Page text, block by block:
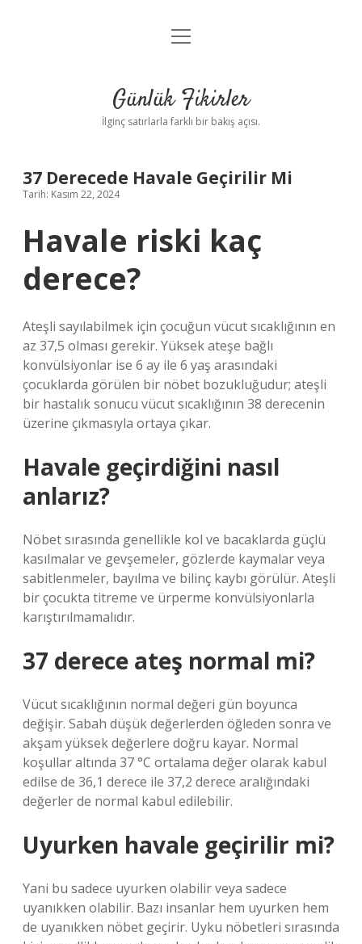
Anasayfa
Yasal Uyarı
menüyü
Günlük Fikirler
İlginç satırlarla farklı bir bakış açısı.
37 Derecede Havale Geçirilir Mi
Tarih: Kasım 22, 2024
Havale riski kaç
derece?
Ateşli sayılabilmek için çocuğun vücut sıcaklığının en
az 37,5 olması gerekir. Yüksek ateşe bağlı
konvülsiyonlar ise 6 ay ile 6 yaş arasındaki
çocuklarda görülen bir nöbet bozukluğudur; ateşli
bir hastalık sonucu vücut sıcaklığının 38 derecenin
üzerine çıkmasıyla ortaya çıkar.
Havale geçirdiğini nasıl
anlarız?
Nöbet sırasında genellikle kol ve bacaklarda güçlü
kasılmalar ve gevşemeler, gözlerde kaymalar veya
sabitlenmeler, bayılma ve bilinç kaybı görülür. Ateşli
bir çocukta titreme ve ürperme konvülsiyonlarla
karıştırılmamalıdır.
37 derece ateş normal mi?
Vücut sıcaklığının normal değeri gün boyunca
değişir. Sabah düşük değerlerden öğleden sonra ve
akşam yüksek değerlere doğru kayar. Normal
koşullar altında 37 °C ortalama değer olarak kabul
edilse de 36,1 derece ile 37,2 derece aralığındaki
değerler de normal kabul edilebilir.
Uyurken havale geçirilir mi?
Yani bu sadece uyurken olabilir veya sadece
uyanıkken olabilir. Bazı insanlar hem uyurken hem
de uyanıkken nöbet geçirir. Uyku nöbetleri sırasında